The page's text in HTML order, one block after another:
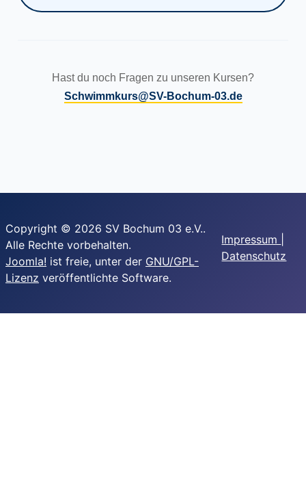
Hast du noch Fragen zu unseren Kursen?
Schwimmkurs@SV-Bochum-03.de
Copyright © 2026 SV Bochum 03 e.V..
Alle Rechte vorbehalten.
Joomla! ist freie, unter der GNU/GPL-
Lizenz veröffentlichte Software.
Impressum
Datenschutz